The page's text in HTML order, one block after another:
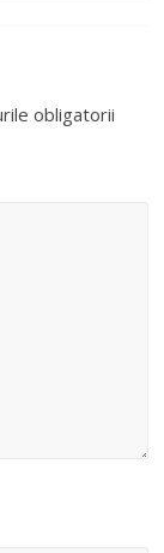
obligatorii